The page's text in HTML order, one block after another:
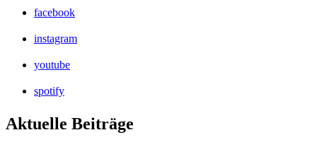
facebook
instagram
youtube
spotify
Aktuelle Beiträge